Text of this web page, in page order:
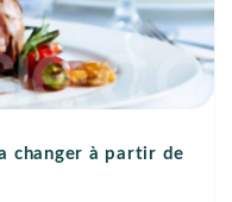
changer à partir de